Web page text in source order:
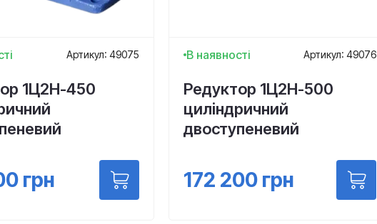
Артикул: 49075
1Ц2Н-450
грн
В наявності Артикул: 49076
Редуктор 1Ц2Н-500
циліндричний
двоступеневий
172 200грн